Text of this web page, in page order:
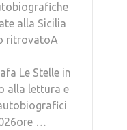
alla Sicilia
ritrovatoA
Le Stelle in
alla lettura e
…